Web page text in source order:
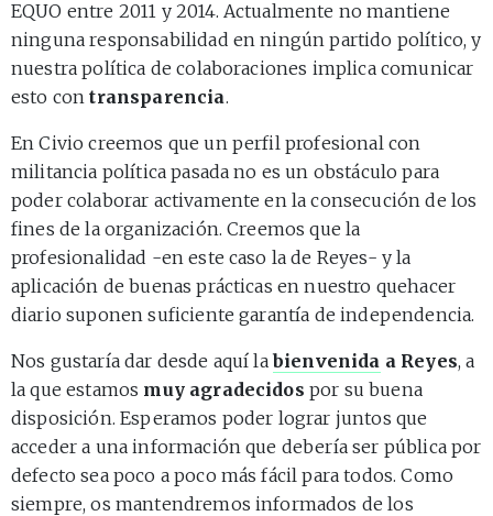
EQUO entre 2011 y 2014. Actualmente no mantiene
ninguna responsabilidad en ningún partido político, y
nuestra política de colaboraciones implica comunicar
esto contransparencia.
En Civio creemos que un perfil profesional con
militancia política pasada no es un obstáculo para
poder colaborar activamente en la consecución de los
fines de la organización. Creemos que la
profesionalidad -en este caso la de Reyes- y la
aplicación de buenas prácticas en nuestro quehacer
diario suponen suficiente garantía de independencia.
Nos gustaría dar desde aquí labienvenida a Reyes, a
la que estamos muy agradecidos por su buena
disposición. Esperamos poder lograr juntos que
acceder a una información que debería ser pública por
defecto sea poco a poco más fácil para todos. Como
siempre, os mantendremos informados de los